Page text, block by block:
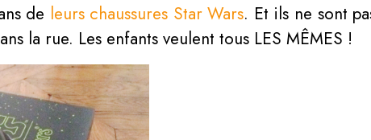
de leurs chaussures Star Wars. Et ils ne sont
la rue. Les enfants veulent tous LES MÊMES !